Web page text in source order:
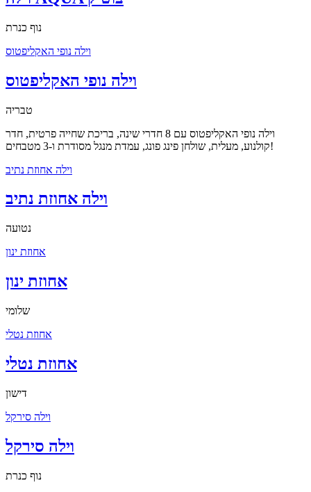
נוף כנרת
וילה נופי האקליפטוס
וילה נופי האקליפטוס
טבריה
וילה נופי האקליפטוס עם 8 חדרי שינה, בריכת שחייה פרטית, חדר
קולנוע, מעלית, שולחן פינג פונג, עמדת מנגל מסודרת ו-3 מטבחים!
וילה אחוזת נתיב
וילה אחוזת נתיב
נטועה
אחוזת ינון
אחוזת ינון
שלומי
אחוזת נטלי
אחוזת נטלי
דישון
וילה סירקל
וילה סירקל
נוף כנרת